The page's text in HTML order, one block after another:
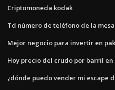
Criptomoneda kodak
Td número de teléfono de la
Mejor negocio para invertir en
Hoy precio del crudo por barril en
¿dónde puedo vender mi escape